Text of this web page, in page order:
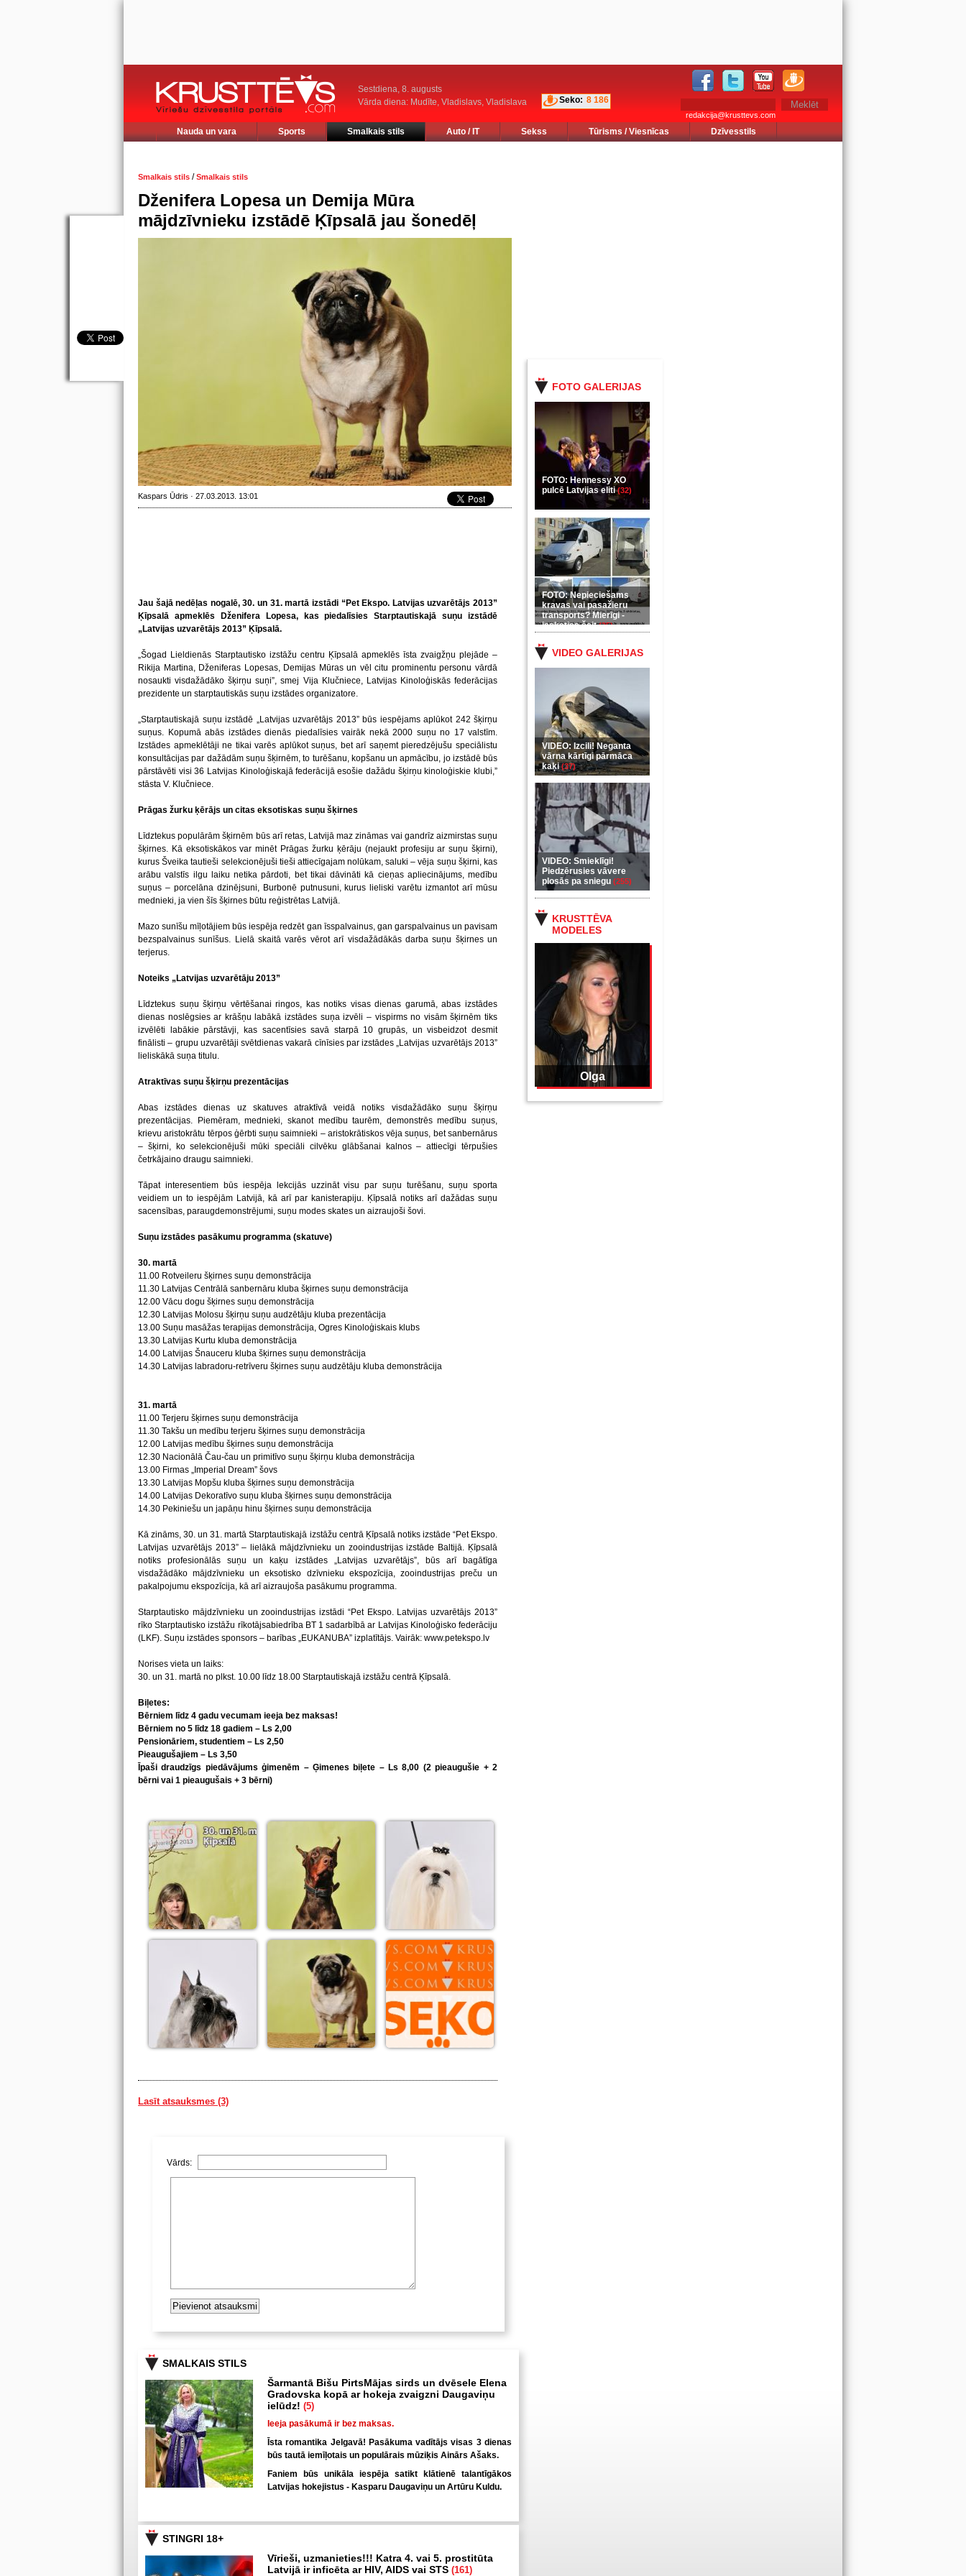
Sestdiena, 8. augusts
Vārda diena: Mudīte, Vladislavs, Vladislava
Seko: 8 186
redakcija@krusttevs.com
Nauda un vara Sports Smalkais stils Auto / IT Sekss Tūrisms / Viesnīcas Dzīvesstils
FOTO GALERIJAS
FOTO: Hennessy XO
pulcē Latvijas eliti(32)
FOTO: Nepieciešams
kravas vai pasažieru
transports? Mierīgi -
ieskaties šeit(35)
VIDEO GALERIJAS
VIDEO: Izcili! Neganta
vārna kārtīgi pārmāca
kaķi(37)
VIDEO: Smieklīgi!
Piedzērusies vāvere
plosās pa sniegu (255)
KRUSTTĒVA
MODELES
Olga
Smalkais stils /Smalkais stils
Dženifera Lopesa un Demija Mūra
mājdzīvnieku izstādē Ķīpsalā jau šonedēļ
Kaspars Ūdris · 27.03.2013. 13:01
Jau šajā nedēļas nogalē, 30. un 31. martā izstādi “Pet Ekspo. Latvijas uzvarētājs 2013”
Ķīpsalā apmeklēs Dženifera Lopesa, kas piedalīsies Starptautiskajā suņu izstādē
„Latvijas uzvarētājs 2013” Ķīpsalā.
„Šogad Lieldienās Starptautisko izstāžu centru Ķīpsalā apmeklēs īsta zvaigžņu plejāde –
Rikija Martina, Dženiferas Lopesas, Demijas Mūras un vēl citu prominentu personu vārdā
nosaukti visdažādāko šķirņu suņi”, smej Vija Klučniece, Latvijas Kinoloģiskās federācijas
prezidente un starptautiskās suņu izstādes organizatore.
„Starptautiskajā suņu izstādē „Latvijas uzvarētājs 2013” būs iespējams aplūkot 242 šķirņu
suņus. Kopumā abās izstādes dienās piedalīsies vairāk nekā 2000 suņu no 17 valstīm.
Izstādes apmeklētāji ne tikai varēs aplūkot suņus, bet arī saņemt pieredzējušu speciālistu
konsultācijas par dažādām suņu šķirnēm, to turēšanu, kopšanu un apmācību, jo izstādē būs
pārstāvēti visi 36 Latvijas Kinoloģiskajā federācijā esošie dažādu šķirņu kinoloģiskie klubi,”
stāsta V. Klučniece.
Prāgas žurku ķērājs un citas eksotiskas suņu šķirnes
Līdztekus populārām šķirnēm būs arī retas, Latvijā maz zināmas vai gandrīz aizmirstas suņu
šķirnes. Kā eksotiskākos var minēt Prāgas žurku ķērāju (nejaukt profesiju ar suņu šķirni),
kurus Šveika tautieši selekcionējuši tieši attiecīgajam nolūkam, saluki – vēja suņu šķirni, kas
arābu valstīs ilgu laiku netika pārdoti, bet tikai dāvināti kā cieņas apliecinājums, medību
suņus – porcelāna dzinējsuni, Burbonē putnusuni, kurus lieliski varētu izmantot arī mūsu
mednieki, ja vien šīs šķirnes būtu reģistrētas Latvijā.
Mazo sunīšu mīļotājiem būs iespēja redzēt gan īsspalvainus, gan garspalvainus un pavisam
bezspalvainus sunīšus. Lielā skaitā varēs vērot arī visdažādākās darba suņu šķirnes un
terjerus.
Noteiks „Latvijas uzvarētāju 2013”
Līdztekus suņu šķirņu vērtēšanai ringos, kas notiks visas dienas garumā, abas izstādes
dienas noslēgsies ar krāšņu labākā izstādes suņa izvēli – vispirms no visām šķirnēm tiks
izvēlēti labākie pārstāvji, kas sacentīsies savā starpā 10 grupās, un visbeidzot desmit
finālisti – grupu uzvarētāji svētdienas vakarā cīnīsies par izstādes „Latvijas uzvarētājs 2013”
lieliskākā suņa titulu.
Atraktīvas suņu šķirņu prezentācijas
Abas izstādes dienas uz skatuves atraktīvā veidā notiks visdažādāko suņu šķirņu
prezentācijas. Piemēram, mednieki, skanot medību taurēm, demonstrēs medību suņus,
krievu aristokrātu tērpos ģērbti suņu saimnieki – aristokrātiskos vēja suņus, bet sanbernārus
– šķirni, ko selekcionējuši mūki speciāli cilvēku glābšanai kalnos – attiecīgi tērpušies
četrkājaino draugu saimnieki.
Tāpat interesentiem būs iespēja lekcijās uzzināt visu par suņu turēšanu, suņu sporta
veidiem un to iespējām Latvijā, kā arī par kanisterapiju. Ķīpsalā notiks arī dažādas suņu
sacensības, paraugdemonstrējumi, suņu modes skates un aizraujoši šovi.
Suņu izstādes pasākumu programma (skatuve)
30. martā
11.00 Rotveileru šķirnes suņu demonstrācija
11.30 Latvijas Centrālā sanbernāru kluba šķirnes suņu demonstrācija
12.00 Vācu dogu šķirnes suņu demonstrācija
12.30 Latvijas Molosu šķirņu suņu audzētāju kluba prezentācija
13.00 Suņu masāžas terapijas demonstrācija, Ogres Kinoloģiskais klubs
13.30 Latvijas Kurtu kluba demonstrācija
14.00 Latvijas Šnauceru kluba šķirnes suņu demonstrācija
14.30 Latvijas labradoru-retrīveru šķirnes suņu audzētāju kluba demonstrācija
31. martā
11.00 Terjeru šķirnes suņu demonstrācija
11.30 Takšu un medību terjeru šķirnes suņu demonstrācija
12.00 Latvijas medību šķirnes suņu demonstrācija
12.30 Nacionālā Čau-čau un primitīvo suņu šķirņu kluba demonstrācija
13.00 Firmas „Imperial Dream” šovs
13.30 Latvijas Mopšu kluba šķirnes suņu demonstrācija
14.00 Latvijas Dekoratīvo suņu kluba šķirnes suņu demonstrācija
14.30 Pekiniešu un japāņu hinu šķirnes suņu demonstrācija
Kā zināms, 30. un 31. martā Starptautiskajā izstāžu centrā Ķīpsalā notiks izstāde “Pet Ekspo.
Latvijas uzvarētājs 2013” – lielākā mājdzīvnieku un zooindustrijas izstāde Baltijā. Ķīpsalā
notiks profesionālās suņu un kaķu izstādes „Latvijas uzvarētājs”, būs arī bagātīga
visdažādāko mājdzīvnieku un eksotisko dzīvnieku ekspozīcija, zooindustrijas preču un
pakalpojumu ekspozīcija, kā arī aizraujoša pasākumu programma.
Starptautisko mājdzīvnieku un zooindustrijas izstādi “Pet Ekspo. Latvijas uzvarētājs 2013”
rīko Starptautisko izstāžu rīkotājsabiedrība BT 1 sadarbībā ar Latvijas Kinoloģisko federāciju
(LKF). Suņu izstādes sponsors – barības „EUKANUBA” izplatītājs. Vairāk: www.petekspo.lv
Norises vieta un laiks:
30. un 31. martā no plkst. 10.00 līdz 18.00 Starptautiskajā izstāžu centrā Ķīpsalā.
Biļetes:
Bērniem līdz 4 gadu vecumam ieeja bez maksas!
Bērniem no 5 līdz 18 gadiem – Ls 2,00
Pensionāriem, studentiem – Ls 2,50
Pieaugušajiem – Ls 3,50
Īpaši draudzīgs piedāvājums ģimenēm – Ģimenes biļete – Ls 8,00 (2 pieaugušie + 2
bērni vai 1 pieaugušais + 3 bērni)
Lasīt atsauksmes (3)
Vārds:
SMALKAIS STILS
Šarmantā Bišu PirtsMājas sirds un dvēsele Elena
Gradovska kopā ar hokeja zvaigzni Daugaviņu
ielūdz! (5)
Ieeja pasākumā ir bez maksas.
Īsta romantika Jelgavā! Pasākuma vadītājs visas 3 dienas
būs tautā iemīļotais un populārais mūziķis Ainārs Ašaks.
Faniem būs unikāla iespēja satikt klātienē talantīgākos
Latvijas hokejistus - Kasparu Daugaviņu un Artūru Kuldu.
STINGRI 18+
Vīrieši, uzmanieties!!! Katra 4. vai 5. prostitūta
Latvijā ir inficēta ar HIV, AIDS vai STS (161)